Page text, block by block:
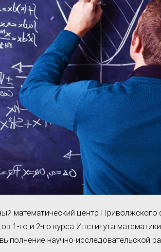
математический центр Приволжского
1-го и 2-го курса Института
научно-исследовательской